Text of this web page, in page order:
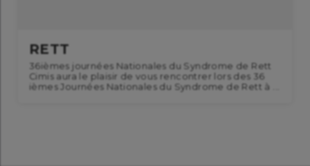
RETT
36ièmes journées Nationales du Syndrome de Rett
Cimis aura le plaisir de vous rencontrer lors des 36
ièmes Journées Nationales du Syndrome de Rett à ...